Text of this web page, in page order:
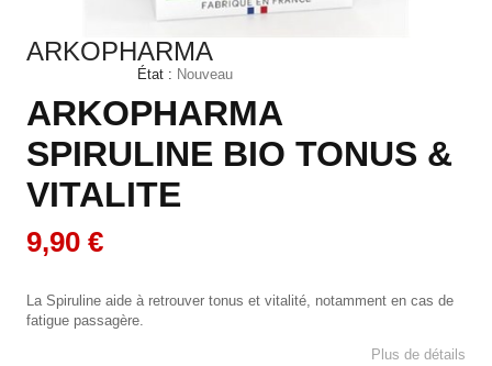
ARKOPHARMA
État : Nouveau
ARKOPHARMA
SPIRULINE BIO TONUS &
VITALITE
9,90 €
La Spiruline aide à retrouver tonus et vitalité, notamment en cas de
fatigue passagère.
Plus de détails